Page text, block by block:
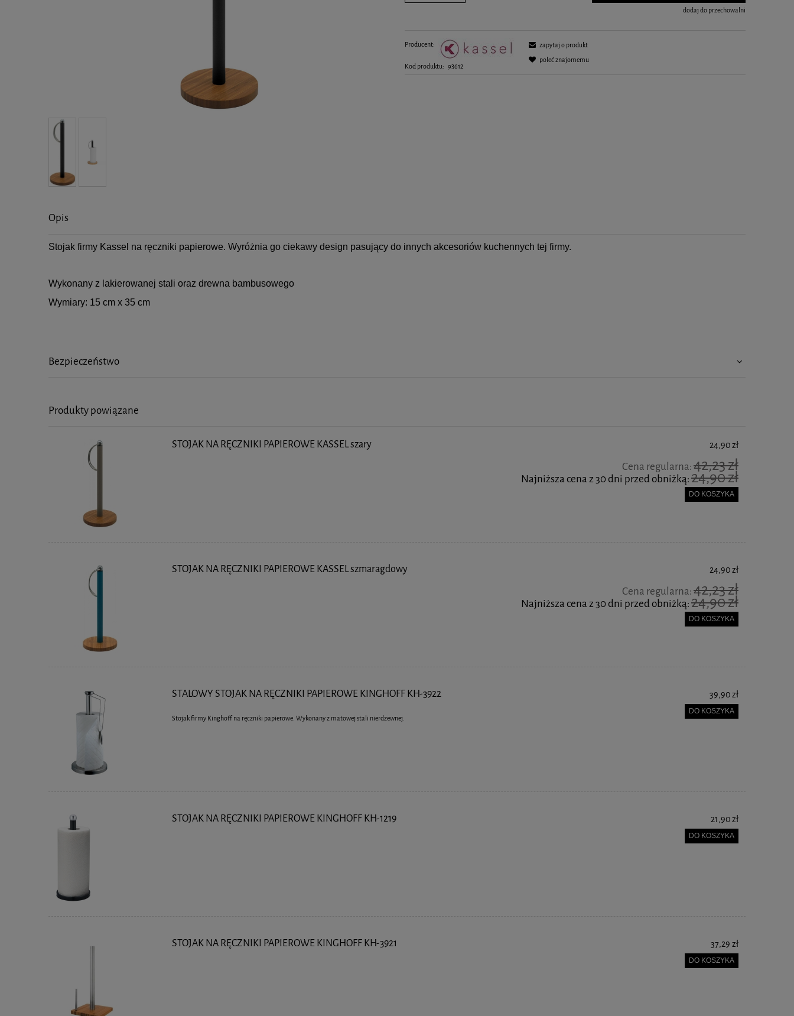
dodaj do przechowalni
Producent:
Kod produktu: 93612
zapytaj o produkt
poleć znajomemu
Opis
Stojak firmy Kassel na ręczniki papierowe. Wyróżnia go ciekawy design pasujący do innych akcesoriów kuchennych tej firmy.
Wykonany z lakierowanej stali oraz drewna bambusowego
Wymiary: 15 cm x 35 cm
Bezpieczeństwo
Produkty powiązane
STOJAK NA RĘCZNIKI PAPIEROWE KASSEL szary 24,90 zł
Cena regularna:42,23 zł
Najniższa cena z 30 dni przed obniżką:24,90 zł
DO KOSZYKA
STOJAK NA RĘCZNIKI PAPIEROWE KASSEL szmaragdowy 24,90 zł
Cena regularna:42,23 zł
Najniższa cena z 30 dni przed obniżką:24,90 zł
DO KOSZYKA
STALOWY STOJAK NA RĘCZNIKI PAPIEROWE KINGHOFF KH-3922
Stojak firmy Kinghoff na ręczniki papierowe. Wykonany z matowej stali nierdzewnej.
39,90 zł
DO KOSZYKA
STOJAK NA RĘCZNIKI PAPIEROWE KINGHOFF KH-1219 21,90 zł
DO KOSZYKA
STOJAK NA RĘCZNIKI PAPIEROWE KINGHOFF KH-3921 37,29 zł
DO KOSZYKA